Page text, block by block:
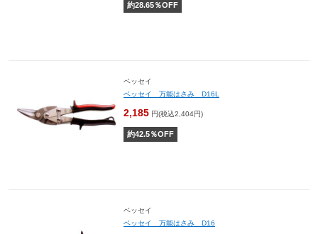
約28.65％OFF
ベッセイ
ベッセイ 万能はさみ D16L
2,185 円(税込2,404円)
約42.5％OFF
ベッセイ
ベッセイ 万能はさみ D16